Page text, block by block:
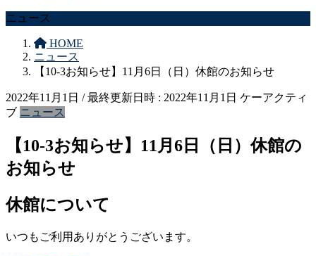
ニュース
HOME
ニュース
【10-3お知らせ】11月6日（日）休館のお知らせ
2022年11月1日 / 最終更新日時 : 2022年11月1日 ケーアクティ
ブ ニュース
【10-3お知らせ】11月6日（日）休館の
お知らせ
休館について
いつもご利用ありがとうございます。